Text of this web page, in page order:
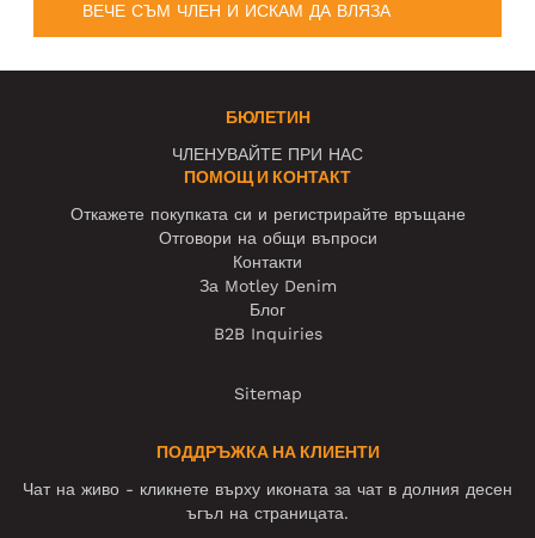
ВЕЧЕ СЪМ ЧЛЕН И ИСКАМ ДА ВЛЯЗА
БЮЛЕТИН
ЧЛЕНУВАЙТЕ ПРИ НАС
ПОМОЩ И КОНТАКТ
Откажете покупката си и регистрирайте връщане
Отговори на общи въпроси
Контакти
За Motley Denim
Блог
B2B Inquiries
Sitemap
ПОДДРЪЖКА НА КЛИЕНТИ
Чат на живо - кликнете върху иконата за чат в долния десен
ъгъл на страницата.